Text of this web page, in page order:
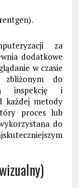
za
dodatkowe
w czasie
do
inspekcję i
każdej metody
proces lub
do